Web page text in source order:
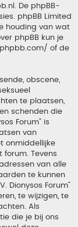
. De phpBB-
phpBB Limited
houding van wat
phpBB kun je
of de
obscene,
te plaatsen,
schenden die
Forum” is
van
onmiddellijke
Tevens
van alle
te kunnen
Dionysos Forum”
te wijzigen, te
Als
die je bij ons